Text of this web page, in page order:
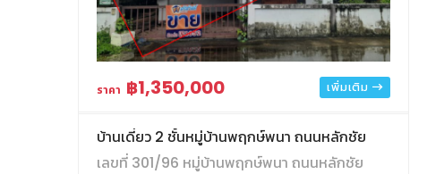
ราคา ฿1,350,000 เพิ่มเติม
บ้านเดี่ยว 2 ชั้นหมู่บ้านพฤกษ์พนา ถนนหลักชัย
เลขที่ 301/96 หมู่บ้านพฤกษ์พนา ถนนหลักชัย